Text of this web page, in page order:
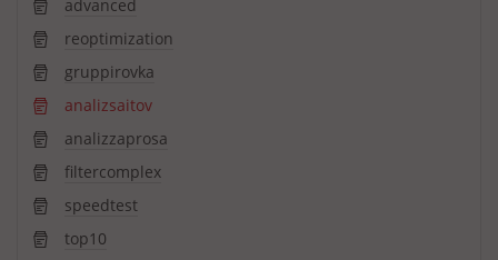
advanced
reoptimization
gruppirovka
analizsaitov
analizzaprosa
filtercomplex
speedtest
top10